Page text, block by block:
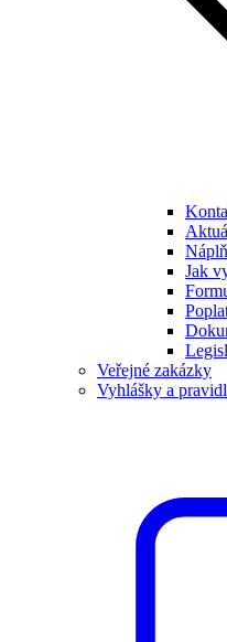
Jak
Veřejné zakázky
Vyhlášky a